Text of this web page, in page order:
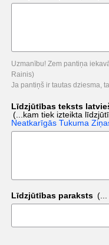
Uzmanību! Zem pantiņa
Rainis)
Ja pantiņš ir tautas dziesma,
Līdzjūtības teksts
(...kam tiek izteikta
Neatkarīgās Tukuma
Līdzjūtības paraksts (...